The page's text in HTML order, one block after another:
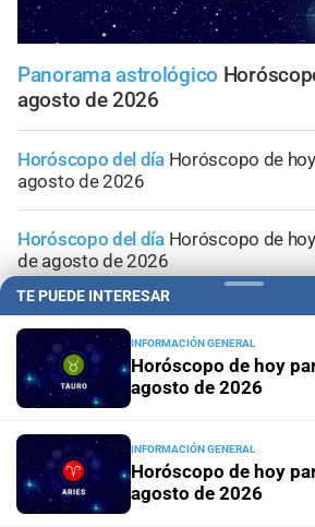
Panorama astrológico
agosto de 2026
Horóscopo del día Horóscopo de
agosto de 2026
Horóscopo del día Horóscopo de
de agosto de 2026
Horóscopo del díaHoróscopo de
06 de agosto de 2026
Horóscopo del díaHoróscopo de
TE PUEDE INTERESAR
INFORMACIÓN GENERAL
Horóscopo de hoy
agosto de 2026
INFORMACIÓN GENERAL
Horóscopo de hoy
agosto de 2026